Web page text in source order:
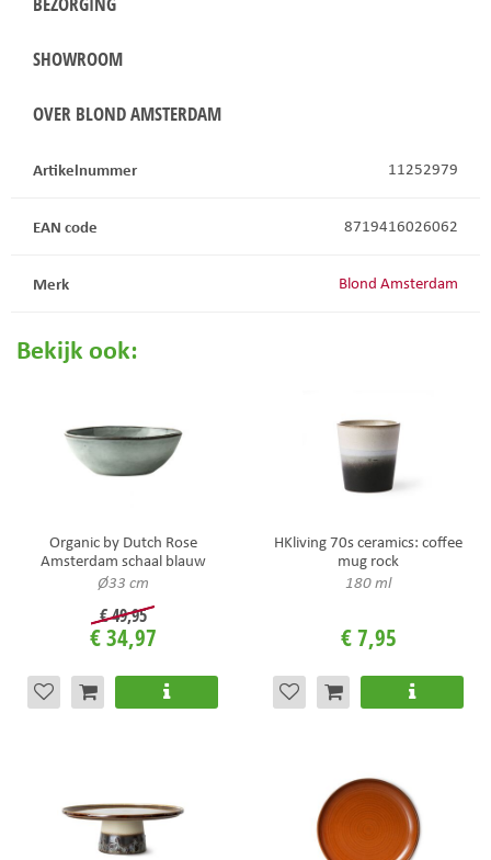
SHOWROOM
OVER BLOND AMSTERDAM
Artikelnummer 11252979
EAN code 8719416026062
Merk Blond Amsterdam
Bekijk ook:
Organic by Dutch Rose
Amsterdam schaal blauw
Ø33 cm
€49,95
€34,97
HKliving 70s ceramics: coffee
mug rock
180 ml
€7,95